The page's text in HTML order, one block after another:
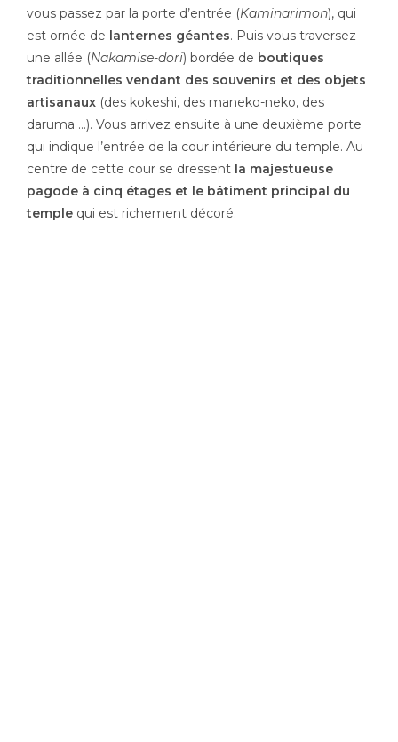
vous passez par la porte d’entrée (Kaminarimon), qui
est ornée de lanternes géantes. Puis vous traversez
une allée (Nakamise-dori) bordée de boutiques
traditionnelles vendant des souvenirs et des objets
artisanaux (des kokeshi, des maneko-neko, des
daruma …). Vous arrivez ensuite à une deuxième porte
qui indique l’entrée de la cour intérieure du temple. Au
centre de cette cour se dressent la majestueuse
pagode à cinq étages et le bâtiment principal du
temple qui est richement décoré.